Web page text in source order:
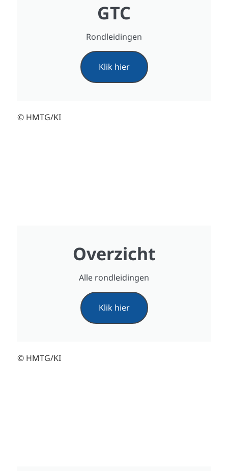
GTC
Rondleidingen
Klik hier
© HMTG/KI
Overzicht
Alle rondleidingen
Klik hier
© HMTG/KI